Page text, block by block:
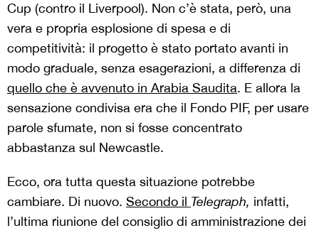
Cup (contro il Liverpool). Non c’è stata, però, una
vera e propria esplosione di spesa e di
competitività: il progetto è stato portato avanti in
modo graduale, senza esagerazioni, a differenza di
quello che è avvenuto in Arabia Saudita. E allora la
sensazione condivisa era che il Fondo PIF, per usare
parole sfumate, non si fosse concentrato
abbastanza sul Newcastle.
Ecco, ora tutta questa situazione potrebbe
cambiare. Di nuovo. Secondo il Telegraph, infatti,
l’ultima riunione del consiglio di amministrazione dei